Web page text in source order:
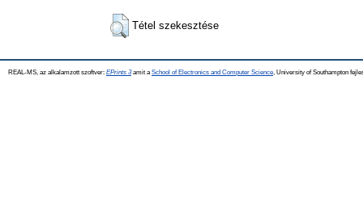
Tétel szekesztése
REAL-MS, az alkalamzott szoftver: EPrints 3amit a School of Electronics and Computer Science , University of Southampton